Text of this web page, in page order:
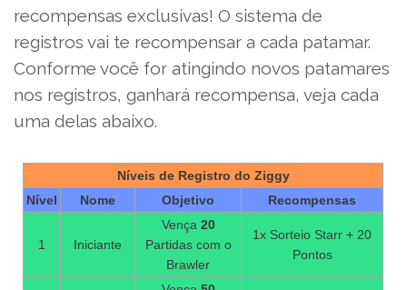
recompensas exclusivas! O sistema de
registros vai te recompensar a cada patamar.
Conforme você for atingindo novos patamares
nos registros, ganhará recompensa, veja cada
uma delas abaixo.
Níveis de Registro do Ziggy
Nível
Nome Objetivo Recompensas
1 Iniciante
Vença 20
Partidas com o
Brawler
1x Sorteio Starr + 20
Pontos